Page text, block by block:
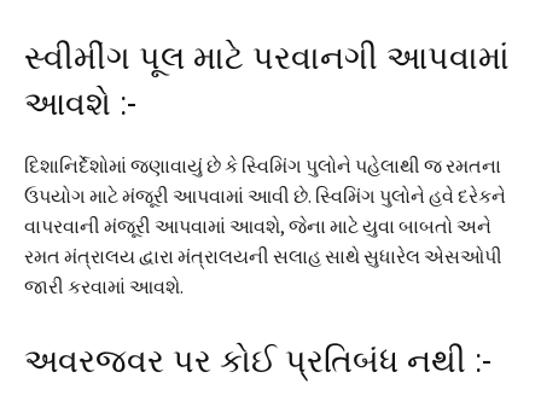
સ્વીમીંગ પૂલ માટે પરવાનગી આપવામાં
આવશે :-
દિશાનિર્દેશોમાં જણાવાયું છે કે સ્વિમિંગ પુલોને પહેલાથી જ રમતના
ઉપયોગ માટે મંજૂરી આપવામાં આવી છે. સ્વિમિંગ પુલોને હવે દરેકને
વાપરવાની મંજૂરી આપવામાં આવશે, જેના માટે યુવા બાબતો અને
રમત મંત્રાલય દ્વારા મંત્રાલયની સલાહ સાથે સુધારેલ એસઓપી
જારી કરવામાં આવશે.
અવરજવર પર કોઈ પ્રતિબંધ નથી :-